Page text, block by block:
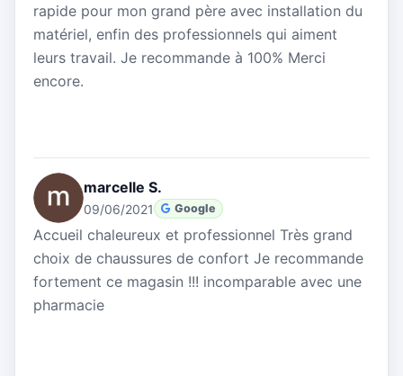
rapide pour mon grand père avec installation du
matériel, enfin des professionnels qui aiment
leurs travail. Je recommande à 100% Merci
encore.
marcelle S.
09/06/2021 Google
Accueil chaleureux et professionnel Très grand
choix de chaussures de confort Je recommande
fortement ce magasin !!! incomparable avec une
pharmacie